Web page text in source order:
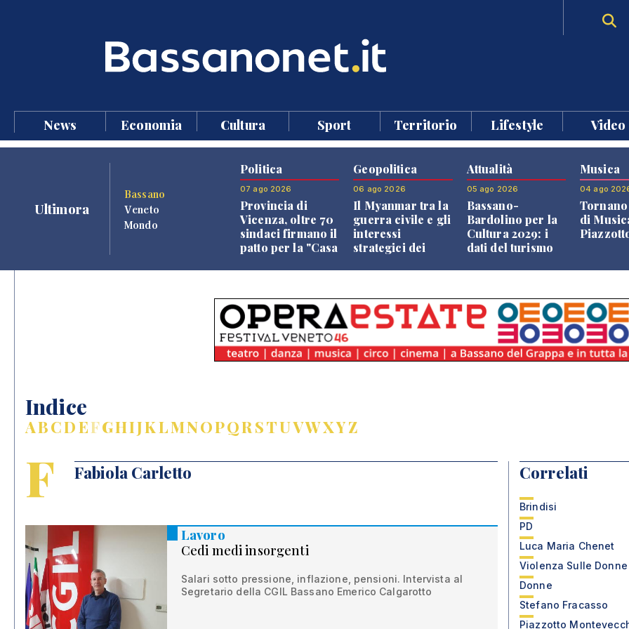
News Economia Cultura Sport Territorio Lifestyle Video
Ultimora
Bassano
Veneto
Mondo
Politica
07 ago 2026
Provincia di
Vicenza, oltre 70
sindaci firmano il
patto per la "Casa
Geopolitica
06 ago 2026
Il Myanmar tra la
guerra civile e gli
interessi
strategici dei
Attualità
05 ago 2026
Bassano-
Bardolino per la
Cultura 2029: i
dati del turismo
Musica
04 ago
di
Indice
ABCDEFGHIJKLMNOPQRSTUVWXYZ
F Fabiola Carletto
Lavoro
Cedi medi insorgenti
Salari sotto pressione, inflazione, pensioni. Intervista al
Segretario della CGIL Bassano Emerico Calgarotto
Correlati
Brindisi
PD
Luca Maria Chenet
Violenza Sulle Donne
Donne
Stefano Fracasso
Piazzotto